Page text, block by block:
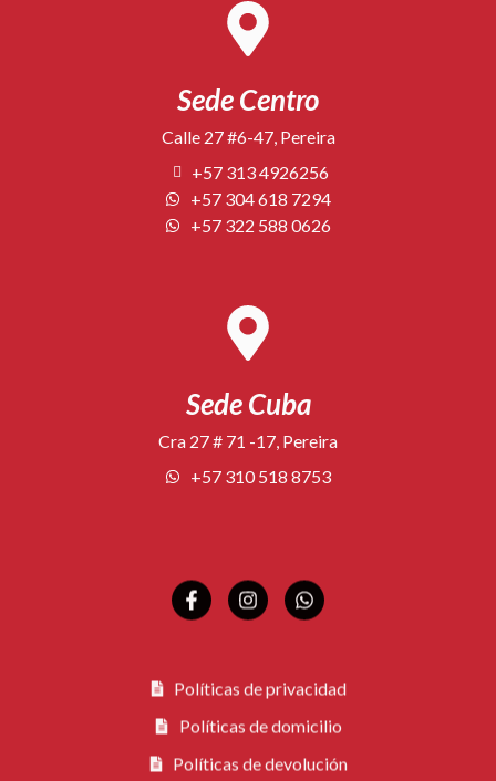
Sede Centro
Calle 27 #6-47, Pereira
+57 313 4926256
+57 304 618 7294
+57 322 588 0626
Sede Cuba
Cra 27 # 71 -17, Pereira
+57 310 518 8753
Políticas de privacidad
Políticas de domicilio
Políticas de devolución